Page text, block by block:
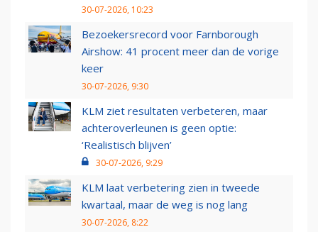
30-07-2026, 10:23
Bezoekersrecord voor Farnborough
Airshow: 41 procent meer dan de vorige
keer
30-07-2026, 9:30
KLM ziet resultaten verbeteren, maar
achteroverleunen is geen optie:
‘Realistisch blijven’
30-07-2026, 9:29
KLM laat verbetering zien in tweede
kwartaal, maar de weg is nog lang
30-07-2026, 8:22